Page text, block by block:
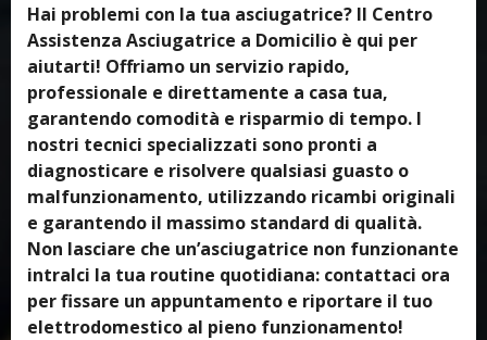
Hai problemi con la tua asciugatrice? Il Centro
Assistenza Asciugatrice a Domicilio è qui per
aiutarti! Offriamo un servizio rapido,
professionale e direttamente a casa tua,
garantendo comodità e risparmio di tempo. I
nostri tecnici specializzati sono pronti a
diagnosticare e risolvere qualsiasi guasto o
malfunzionamento, utilizzando ricambi originali
e garantendo il massimo standard di qualità.
Non lasciare che un’asciugatrice non funzionante
intralci la tua routine quotidiana: contattaci ora
per fissare un appuntamento e riportare il tuo
elettrodomestico al pieno funzionamento!